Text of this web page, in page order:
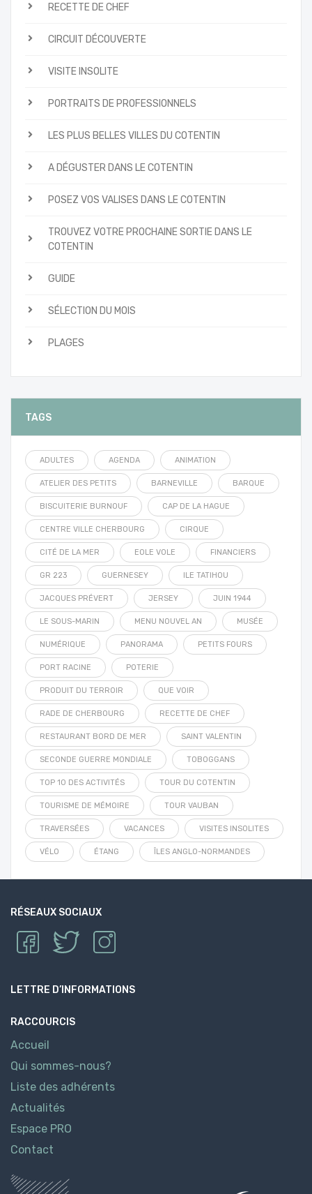
RECETTE DE CHEF
CIRCUIT DÉCOUVERTE
VISITE INSOLITE
PORTRAITS DE PROFESSIONNELS
LES PLUS BELLES VILLES DU COTENTIN
A DÉGUSTER DANS LE COTENTIN
POSEZ VOS VALISES DANS LE COTENTIN
TROUVEZ VOTRE PROCHAINE SORTIE DANS LE
COTENTIN
GUIDE
SÉLECTION DU MOIS
PLAGES
TAGS
ADULTES AGENDA ANIMATION
ATELIER DES PETITS BARNEVILLE BARQUE
BISCUITERIE BURNOUF CAP DE LA HAGUE
CENTRE VILLE CHERBOURG CIRQUE
CITÉ DE LA MER EOLE VOLE FINANCIERS
GR 223 GUERNESEY ILE TATIHOU
JACQUES PRÉVERT JERSEY JUIN 1944
LE SOUS-MARIN MENU NOUVEL AN MUSÉE
NUMÉRIQUE PANORAMA PETITS FOURS
PORT RACINE POTERIE
PRODUIT DU TERROIR QUE VOIR
RADE DE CHERBOURG RECETTE DE CHEF
RESTAURANT BORD DE MER SAINT VALENTIN
SECONDE GUERRE MONDIALE TOBOGGANS
TOP 10 DES ACTIVITÉS TOUR DU COTENTIN
TOURISME DE MÉMOIRE TOUR VAUBAN
TRAVERSÉES VACANCES VISITES INSOLITES
VÉLO ÉTANG ÎLES ANGLO-NORMANDES
RÉSEAUX SOCIAUX
LETTRE D’INFORMATIONS
RACCOURCIS
Accueil
Qui sommes-nous?
Liste des adhérents
Actualités
Espace PRO
Contact